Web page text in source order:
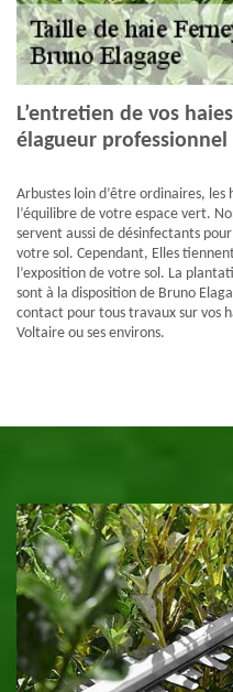
L’entretien de vos
élagueur professionnel
Arbustes loin d’être ordinaires,
l’équilibre de votre espace vert.
servent aussi de désinfectants
votre sol. Cependant, Elles
l’exposition de votre sol. La
sont à la disposition de Bruno
contact pour tous travaux sur vos
Voltaire ou ses environs.